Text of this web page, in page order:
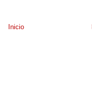
Inicio